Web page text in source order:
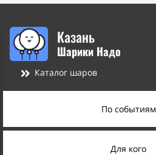
Казань
Шарики Надо
Каталог шаров
По событиям
Для кого